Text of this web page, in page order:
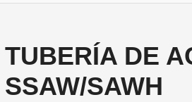
TUBERÍA DE
SSAW/SAWH